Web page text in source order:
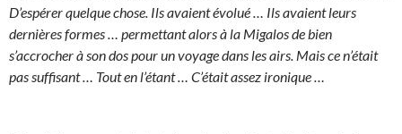
D’espérer quelque chose. Ils avaient évolué … Ils avaient leurs
dernières formes … permettant alors à la Migalos de bien
s’accrocher à son dos pour un voyage dans les airs. Mais ce n’était
pas suffisant … Tout en l’étant … C’était assez ironique …